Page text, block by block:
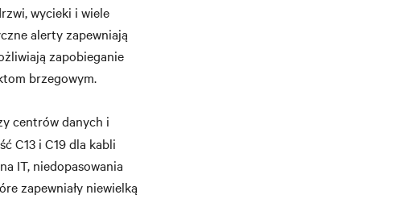
wycieki i wiele
alerty zapewniają
zapobieganie
brzegowym.
centrów danych i
C13 i C19 dla kabli
IT, niedopasowania
zapewniały niewielką